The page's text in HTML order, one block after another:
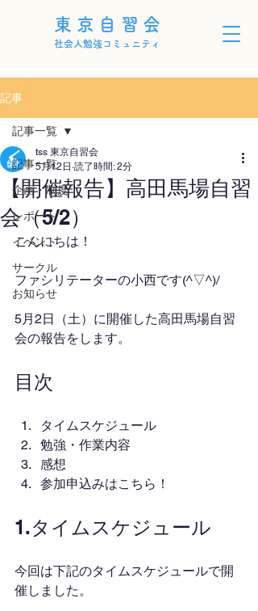
東京自習会
社会人勉強コミュニティ
記事
記事一覧
企画・制度
レポート
イベント
サークル
お知らせ
記事一覧
【開催報告】高田馬場自習
会（5/2）
tss 東京自習会
5月12日 読了時間: 2分
こんにちは！
ファシリテーターの小西です(^▽^)/
5月2日（土）に開催した高田馬場自習
会の報告をします。
目次
タイムスケジュール
勉強・作業内容
感想
参加申込みはこちら！
1.タイムスケジュール
今回は下記のタイムスケジュールで開
催しました。